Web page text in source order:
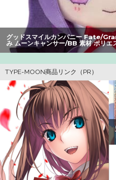
【動画】甲子園の女性審判、大
【画像】美人すぎる女医、ガ
いいべｗｗｗｗ ：26/08/04の
【衝撃】34歳ニート、『エロ
【朗報】アマガミの棚町薫さ
なる：26/08/03のニュース
【画像】20年前のAV、キチガ
【悲報】坂口杏里を家に住ま
【謎】アキバが夜のお店だらけ
にも分からないｗｗｗｗ：26/
グッドスマイルカンパニー Fate/
み ムーンキャンサー/BB 素材 ポリ